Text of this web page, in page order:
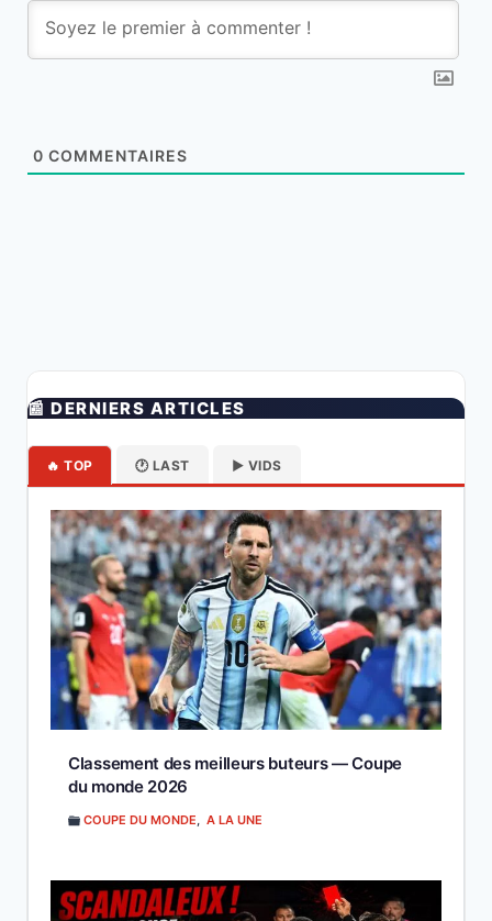
0 COMMENTAIRES
📰 DERNIERS ARTICLES
🔥 TOP 🕐 LAST ▶️ VIDS
Classement des meilleurs buteurs — Coupe
du monde 2026
COUPE DU MONDE, A LA UNE